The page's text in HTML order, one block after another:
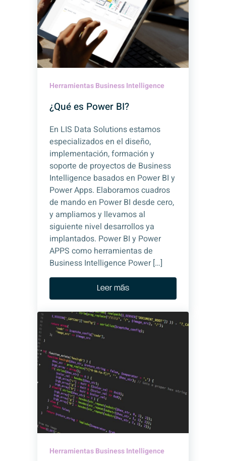
Herramientas Business Intelligence
¿Qué es Power BI?
En LIS Data Solutions estamos
especializados en el diseño,
implementación, formación y
soporte de proyectos de Business
Intelligence basados en Power BI y
Power Apps. Elaboramos cuadros
de mando en Power BI desde cero,
y ampliamos y llevamos al
siguiente nivel desarrollos ya
implantados. Power BI y Power
APPS como herramientas de
Business Intelligence Power […]
Leer más
Herramientas Business Intelligence